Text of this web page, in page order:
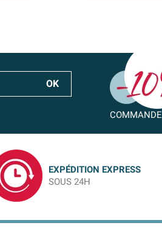
COMMANDE
EXPÉDITION EXPRESS
SOUS 24H